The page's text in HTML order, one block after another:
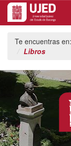
navigation
Te encuentras en:
Libros